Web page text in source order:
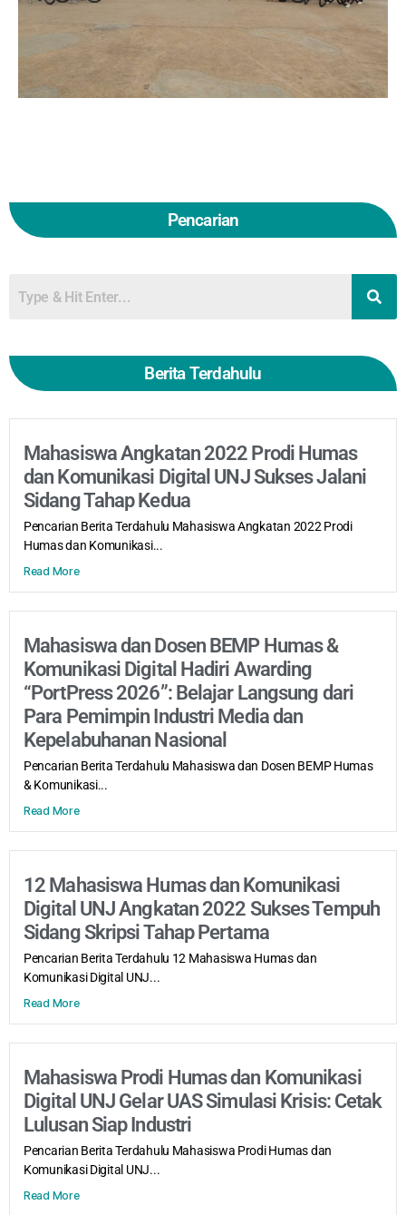
Pencarian
Berita Terdahulu
Mahasiswa Angkatan 2022 Prodi Humas
dan Komunikasi Digital UNJ Sukses Jalani
Sidang Tahap Kedua
Pencarian Berita Terdahulu Mahasiswa Angkatan 2022 Prodi
Humas dan Komunikasi...
Read More
Mahasiswa dan Dosen BEMP Humas &
Komunikasi Digital Hadiri Awarding
“PortPress 2026”: Belajar Langsung dari
Para Pemimpin Industri Media dan
Kepelabuhanan Nasional
Pencarian Berita Terdahulu Mahasiswa dan Dosen BEMP Humas
& Komunikasi...
Read More
12 Mahasiswa Humas dan Komunikasi
Digital UNJ Angkatan 2022 Sukses Tempuh
Sidang Skripsi Tahap Pertama
Pencarian Berita Terdahulu 12 Mahasiswa Humas dan
Komunikasi Digital UNJ...
Read More
Mahasiswa Prodi Humas dan Komunikasi
Digital UNJ Gelar UAS Simulasi Krisis: Cetak
Lulusan Siap Industri
Pencarian Berita Terdahulu Mahasiswa Prodi Humas dan
Komunikasi Digital UNJ...
Read More